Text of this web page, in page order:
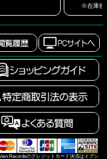
※在庫残
Recordsのクレジットカード決済はイプシ